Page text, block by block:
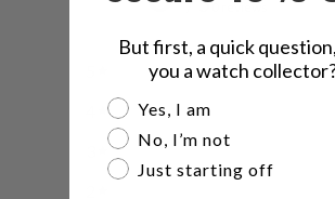
0 reviews
But first, a quick
you a watch
Are you a watch
Yes, I am
No, I’m not
Just starting off